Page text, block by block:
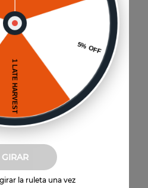
GIRAR
la ruleta una vez